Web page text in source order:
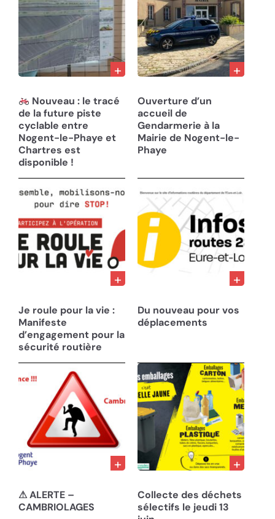
Nouveau : le tracé
de la future piste
cyclable entre
Nogent-le-Phaye et
Chartres est
disponible !
Ouverture d’un
accueil de
Gendarmerie à la
Mairie de Nogent-le-
Phaye
Je roule pour la vie :
Manifeste
d’engagement pour la
sécurité routière
Du nouveau pour vos
déplacements
⚠ ALERTE –
CAMBRIOLAGES
Collecte des déchets
sélectifs le jeudi 13